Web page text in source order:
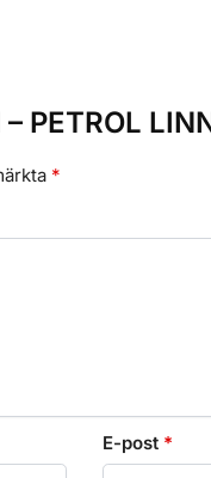
PETROL
*
E-post *